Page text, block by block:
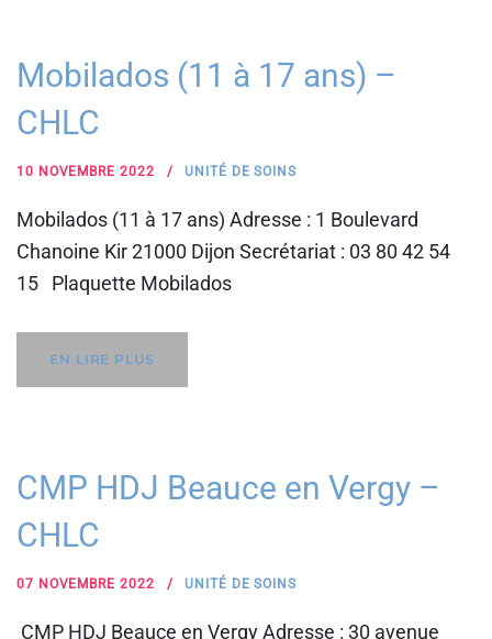
Mobilados (11 à 17 ans) –
CHLC
10 NOVEMBRE 2022 UNITÉ DE SOINS
Mobilados (11 à 17 ans) Adresse : 1 Boulevard
Chanoine Kir 21000 Dijon Secrétariat : 03 80 42 54
15 Plaquette Mobilados
EN LIRE PLUS
CMP HDJ Beauce en Vergy –
CHLC
07 NOVEMBRE 2022 UNITÉ DE SOINS
CMP HDJ Beauce en Vergy Adresse : 30 avenue